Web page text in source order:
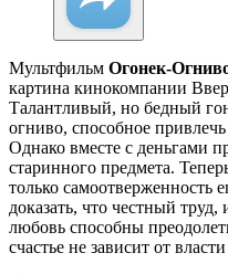
Мультфильм Огонек-
картина кинокомпании
Талантливый, но бедный
огниво, способное
Однако вместе с деньгами
старинного предмета.
только самоотверженность
доказать, что честный
любовь способны
счастье не зависит от